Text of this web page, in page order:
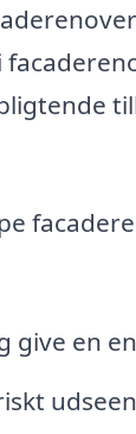
give en